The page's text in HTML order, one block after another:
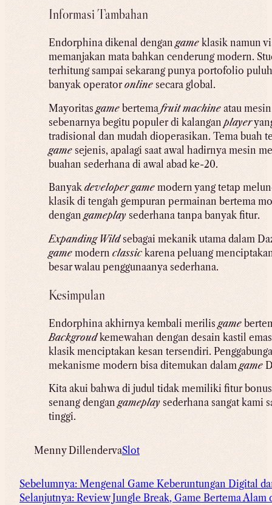
Informasi Tambahan
Endorphina dikenal dengangame klasik namun
memanjakan mata bahkan cenderung modern.
terhitung sampai sekarang punya portofolio
banyak operator online secara global.
Mayoritas game bertema fruit machine atau
sebenarnya begitu populer di kalangan player
tradisional dan mudah dioperasikan. Tema buah
game sejenis, apalagi saat awal hadirnya mesin
buahan sederhana di awal abad ke-20.
Banyakdeveloper game modern yang tetap
klasik di tengah gempuran permainan bertema
dengangameplay sederhana tanpa banyak fitur.
Expanding Wildsebagai mekanik utama dalam
game modern classic karena peluang
besar walau penggunaanya sederhana.
Kesimpulan
Endorphina akhirnya kembali merilis game
Backgroudkemewahan dengan desain kastil
klasik menciptakan kesan tersendiri.
mekanisme modern bisa ditemukan dalam game
Kita akui bahwa di judul tidak memiliki fitur
senang dengangameplay sederhana sangat kami
tinggi.
Menny DillendervaSlot
Sebelumnya: Mengenal Game Keberuntungan Digital
Selanjutnya: Review Jungle Break, Game Bertema Alam